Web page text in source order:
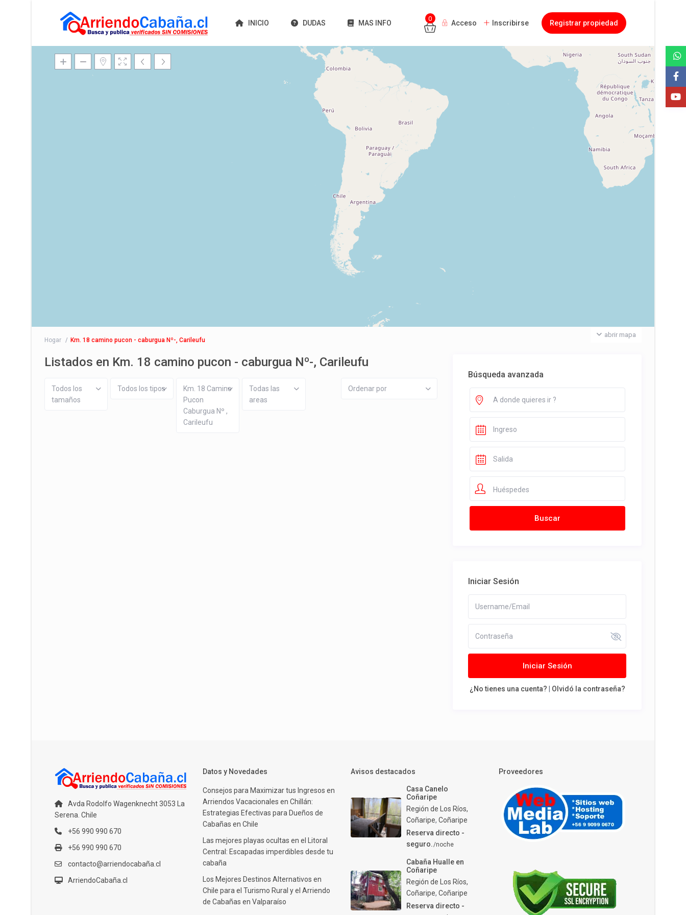
INICIO DUDAS MAS INFO
0
Acceso Inscribirse Registrar propiedad
Cargando mapas
abrir mapa
Hogar Km. 18 camino pucon - caburgua Nº-, Carileufu
Listados en Km. 18 camino pucon - caburgua Nº-, Carileufu
Todos los
tamaños
Todos los tipos
Km. 18 Camino
Pucon
Caburgua Nº ,
Carileufu
Todas las
areas
Ordenar por
Búsqueda avanzada
Huéspedes
Iniciar Sesión
Iniciar Sesión
¿No tienes una cuenta? Olvidó la contraseña?
Avda Rodolfo Wagenknecht 3053 La
Serena. Chile
+56 990 990 670
+56 990 990 670
contacto@arriendocabaña.cl
ArriendoCabaña.cl
Datos y Novedades
Consejos para Maximizar tus Ingresos en
Arriendos Vacacionales en Chillán:
Estrategias Efectivas para Dueños de
Cabañas en Chile
Las mejores playas ocultas en el Litoral
Central: Escapadas imperdibles desde tu
cabaña
Los Mejores Destinos Alternativos en
Chile para el Turismo Rural y el Arriendo
de Cabañas en Valparaíso
Avisos destacados
Casa Canelo
Coñaripe
Región de Los Ríos,
Coñaripe,Coñaripe
Reserva directo -
seguro./noche
Cabaña Hualle en
Coñaripe
Región de Los Ríos,
Coñaripe,Coñaripe
Reserva directo -
Proveedores